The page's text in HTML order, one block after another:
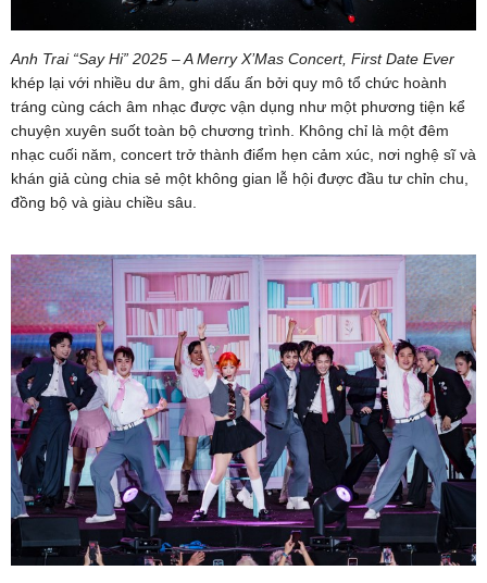
Anh Trai “Say Hi” 2025 – A Merry X’Mas Concert, First Date Ever
khép lại với nhiều dư âm, ghi dấu ấn bởi quy mô tổ chức hoành
tráng cùng cách âm nhạc được vận dụng như một phương tiện kể
chuyện xuyên suốt toàn bộ chương trình. Không chỉ là một đêm
nhạc cuối năm, concert trở thành điểm hẹn cảm xúc, nơi nghệ sĩ và
khán giả cùng chia sẻ một không gian lễ hội được đầu tư chỉn chu,
đồng bộ và giàu chiều sâu.